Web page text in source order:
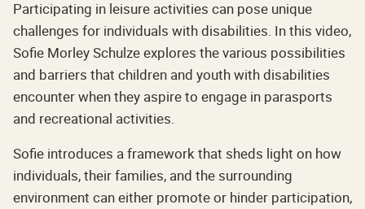
Participating in leisure activities can pose unique
challenges for individuals with disabilities. In this video,
Sofie Morley Schulze explores the various possibilities
and barriers that children and youth with disabilities
encounter when they aspire to engage in parasports
and recreational activities.
Sofie introduces a framework that sheds light on how
individuals, their families, and the surrounding
environment can either promote or hinder participation,